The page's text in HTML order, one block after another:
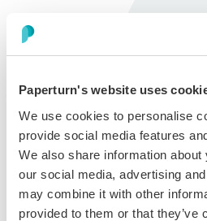
Paperturn's website uses
We use cookies to personalise
provide social media features
We also share information
our social media, advertising
may combine it with other
provided to them or that they’ve
Vælg det bladrekatalog, du vil
på ikonet
Trin 2:
Fra sidenavigationen i venstre
vælge den side, du vil tilføje
klikke påSEO-knappen i